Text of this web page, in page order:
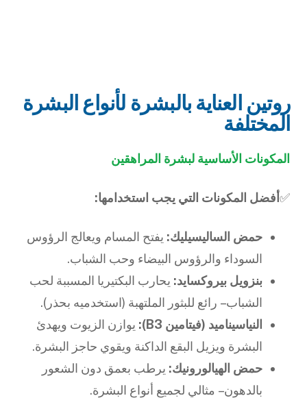
روتين العناية بالبشرة لأنواع البشرة
المختلفة
المكونات الأساسية لبشرة المراهقين
✅أفضل المكونات التي يجب استخدامها:
حمض الساليسيليك: يفتح المسام ويعالج الرؤوس
السوداء والرؤوس البيضاء وحب الشباب.
بنزويل بيروكسايد: يحارب البكتيريا المسببة لحب
الشباب – رائع للبثور الملتهبة (استخدميه بحذر).
النياسيناميد (فيتامين B3):
يوازن الزيوت ويهدئ
البشرة ويزيل البقع الداكنة ويقوي حاجز البشرة.
حمض الهيالورونيك: يرطب بعمق دون الشعور
بالدهون – مثالي لجميع أنواع البشرة.